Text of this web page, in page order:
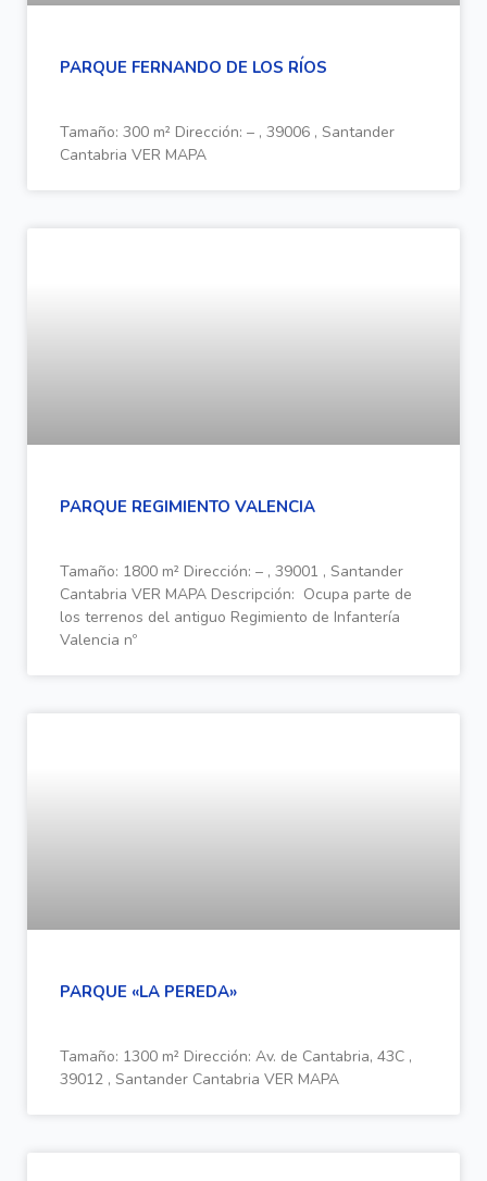
PARQUE FERNANDO DE LOS RÍOS
Tamaño: 300 m² Dirección: – , 39006 , Santander
Cantabria VER MAPA
PARQUE REGIMIENTO VALENCIA
Tamaño: 1800 m² Dirección: – , 39001 , Santander
Cantabria VER MAPA Descripción: Ocupa parte de
los terrenos del antiguo Regimiento de Infantería
Valencia nº
PARQUE «LA PEREDA»
Tamaño: 1300 m² Dirección: Av. de Cantabria, 43C ,
39012 , Santander Cantabria VER MAPA